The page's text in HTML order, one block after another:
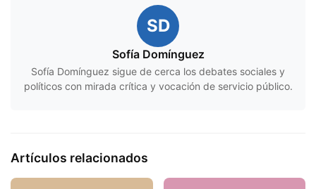
SD
Sofía Domínguez
Sofía Domínguez sigue de cerca los debates sociales y
políticos con mirada crítica y vocación de servicio público.
Artículos relacionados